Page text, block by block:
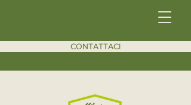
CONTATTACI